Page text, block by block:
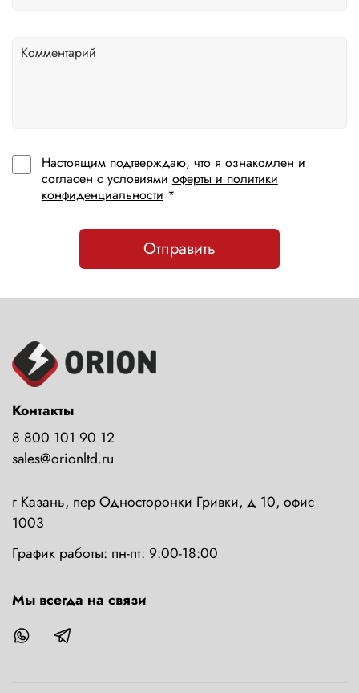
Настоящим подтверждаю, что я ознакомлен и
согласен с условиями оферты и политики
конфиденциальности *
Отправить
Контакты
8 800 101 90 12
sales@orionltd.ru
г Казань, пер Односторонки Гривки, д 10, офис
1003
График работы: пн-пт: 9:00-18:00
Мы всегда на связи